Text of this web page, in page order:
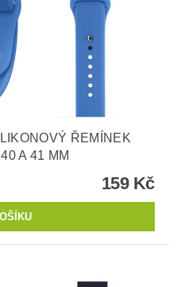
ŘEMÍNEK
A 41 MM
159 Kč